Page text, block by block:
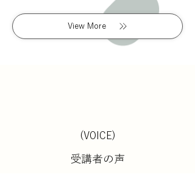
View More
(VOICE)
受講者の声